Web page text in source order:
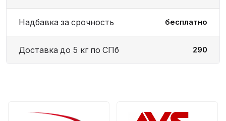
Надбавка за срочность бесплатно
Доставка до 5 кг по СПб 290